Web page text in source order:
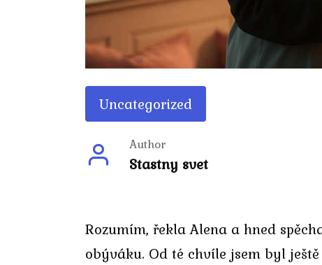
Uncategorized
Author
Stastny svet
Rozumím, řekla Alena a hned
obýváku. Od té chvíle jsem byl